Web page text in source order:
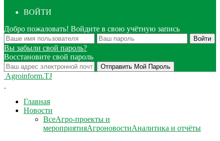
ВОЙТИ
Добро пожаловать! Войдите в свою учётную запись
Вы забыли свой пароль?
Восстановите свой пароль
Agroinform.TJ
Главная
Новости
ВсеАгро-проекты и
мероприятияАгроновостиАналитика и отчёты